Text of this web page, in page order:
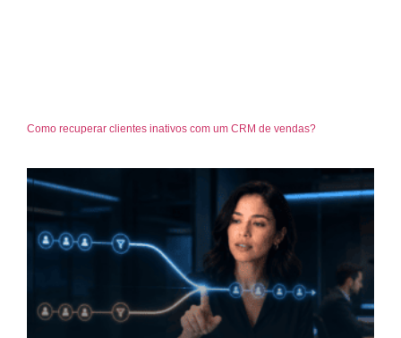
Como recuperar clientes inativos com um CRM de vendas?